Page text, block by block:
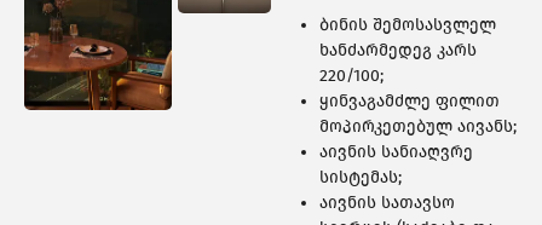
ბინის შემოსასვლელ
ხანძარმედეგ კარს
220/100;
ყინვაგამძლე ფილით
მოპირკეთებულ აივანს;
აივნის სანიაღვრე
სისტემას;
აივნის სათავსო